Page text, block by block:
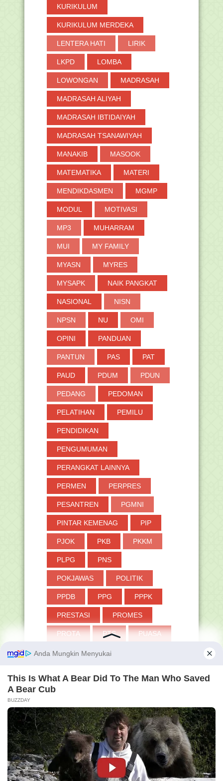
KURIKULUM
KURIKULUM MERDEKA
LENTERA HATI LIRIK
LKPD LOMBA
LOWONGAN MADRASAH
MADRASAH ALIYAH
MADRASAH IBTIDAIYAH
MADRASAH TSANAWIYAH
MANAKIB MASOOK
MATEMATIKA MATERI
MENDIKDASMEN MGMP
MODUL MOTIVASI
MP3 MUHARRAM
MUI MY FAMILY
MYASN MYRES
MYSAPK NAIK PANGKAT
NASIONAL NISN
NPSN NU OMI
OPINI PANDUAN
PANTUN PAS PAT
PAUD PDUM PDUN
PEDANG PEDOMAN
PELATIHAN PEMILU
PENDIDIKAN
PENGUMUMAN
PERANGKAT LAINNYA
PERMEN PERPRES
PESANTREN PGMNI
PINTAR KEMENAG PIP
PJOK PKB PKKM
PLPG PNS
POKJAWAS POLITIK
PPDB PPG PPPK
PRESTASI PROMES
PROTA PTS PUASA
PUISI QURBAN
RAMADHAN RAPOR
RDM RKAM RPP
SAKINAH SANTRI
SAT SBDP